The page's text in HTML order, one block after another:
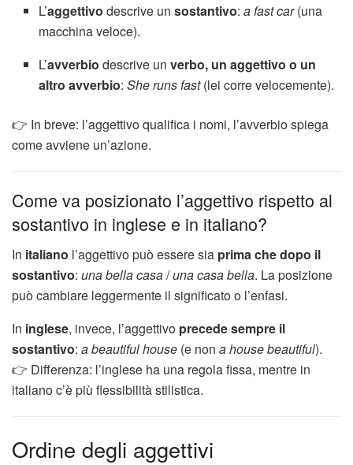
L’aggettivo descrive unsostantivo:a fast car(una
macchina veloce).
L’avverbio descrive unverbo, un aggettivo o un
altro avverbio:She runs fast(lei corre velocemente).
👉 In breve: l’aggettivo qualifica i nomi, l’avverbio spiega
come avviene un’azione.
Come va posizionato l’aggettivo rispetto al
sostantivo in inglese e in italiano?
In italiano l’aggettivo può essere sia prima che dopo il
sostantivo: una bella casa/una casa bella. La posizione
può cambiare leggermente il significato o l’enfasi.
In inglese, invece, l’aggettivo precede sempre il
sostantivo: a beautiful house (e non a house beautiful).
👉 Differenza: l’inglese ha una regola fissa, mentre in
italiano c’è più flessibilità stilistica.
Ordine degli aggettivi